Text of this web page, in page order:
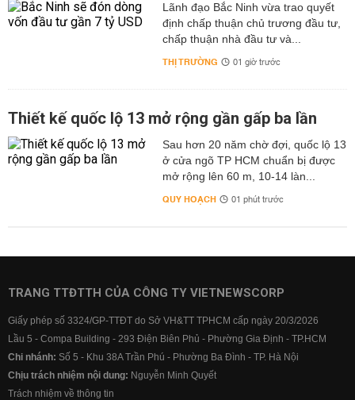
Lãnh đạo Bắc Ninh vừa trao quyết
định chấp thuận chủ trương đầu tư,
chấp thuận nhà đầu tư và...
THỊ TRƯỜNG 01 giờ trước
Thiết kế quốc lộ 13 mở rộng gần gấp ba lần
Sau hơn 20 năm chờ đợi, quốc lộ 13
ở cửa ngõ TP HCM chuẩn bị được
mở rộng lên 60 m, 10-14 làn...
QUY HOẠCH 01 phút trước
TRANG TTĐTTH CỦA CÔNG TY VIETNEWSCORP
Giấy phép số 3324/GP-TTĐT do Sở VH&TT TPHCM cấp ngày 20/3/2026
Lầu 5 - Compa Building - 293 Điện Biên Phủ - Phường Gia Định - TP.HCM
Chi nhánh: Số 5 - Khu 38A Trần Phú - Phường Ba Đình - TP. Hà Nội
Chịu trách nhiệm nội dung: Nguyễn Minh Quyết
Trách nhiệm về thông tin